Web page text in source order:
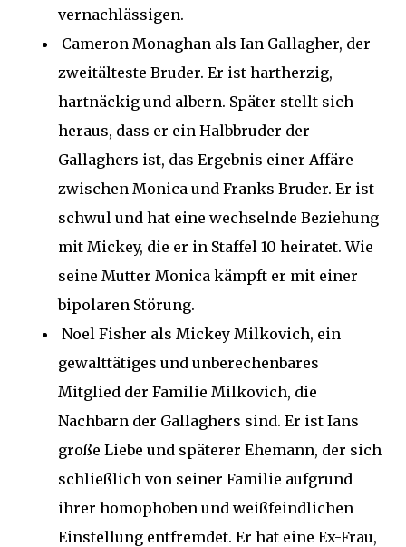
vernachlässigen.
Cameron Monaghan als Ian Gallagher, der
zweitälteste Bruder. Er ist hartherzig,
hartnäckig und albern. Später stellt sich
heraus, dass er ein Halbbruder der
Gallaghers ist, das Ergebnis einer Affäre
zwischen Monica und Franks Bruder. Er ist
schwul und hat eine wechselnde Beziehung
mit Mickey, die er in Staffel 10 heiratet. Wie
seine Mutter Monica kämpft er mit einer
bipolaren Störung.
Noel Fisher als Mickey Milkovich, ein
gewalttätiges und unberechenbares
Mitglied der Familie Milkovich, die
Nachbarn der Gallaghers sind. Er ist Ians
große Liebe und späterer Ehemann, der sich
schließlich von seiner Familie aufgrund
ihrer homophoben und weißfeindlichen
Einstellung entfremdet. Er hat eine Ex-Frau,